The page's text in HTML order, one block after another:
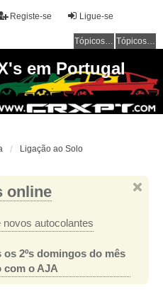
Ligue-se
Registe-se
Tópicos sem resposta Tópicos ativos
em Portugal
Ligação ao Solo
online
novos autocolantes
2ºs domingos do mês
com o AJA